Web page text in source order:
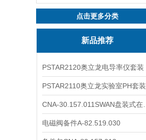
点击更多分类
新品推荐
PSTAR2120奥立龙电导率仪套装
PSTAR2110奥立龙实验室PH套装
电磁阀备件A-82.519.030